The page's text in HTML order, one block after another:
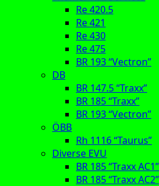
Re 420.5
Re 421
Re 430
Re 475
BR 193 “Vectron”
DB
BR 147.5 “Traxx”
BR 185 “Traxx”
BR 193 “Vectron”
ÖBB
Rh 1116 “Taurus”
Diverse EVU
BR 185 “Traxx AC1”
BR 185 “Traxx AC2”